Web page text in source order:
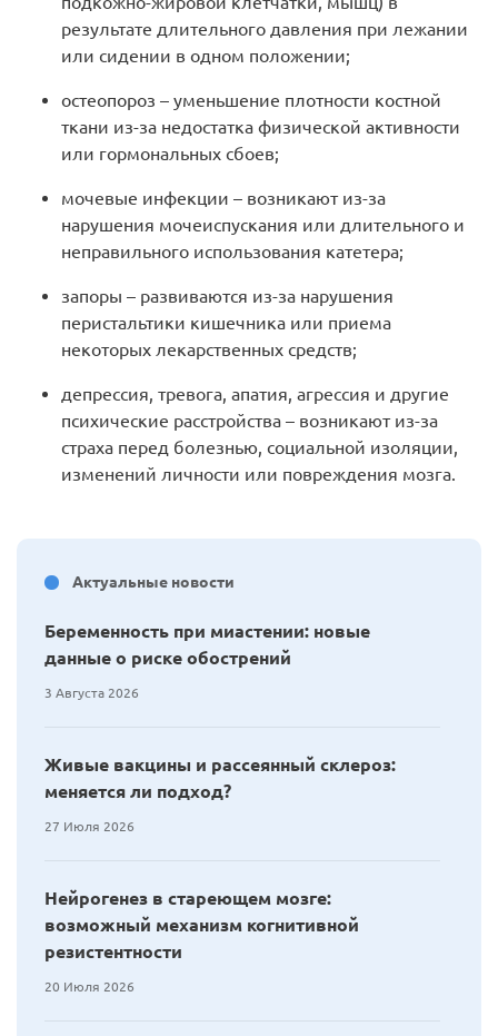
результате длительного давления при лежании
или сидении в одном положении;
остеопороз – уменьшение плотности костной
ткани из-за недостатка физической активности
или гормональных сбоев;
мочевые инфекции – возникают из-за
нарушения мочеиспускания или длительного и
неправильного использования катетера;
запоры – развиваются из-за нарушения
перистальтики кишечника или приема
некоторых лекарственных средств;
депрессия, тревога, апатия, агрессия и другие
психические расстройства – возникают из-за
страха перед болезнью, социальной изоляции,
изменений личности или повреждения мозга.
Актуальные новости
Беременность при миастении: новые
данные о риске обострений
3 Августа 2026
Живые вакцины и рассеянный склероз:
меняется ли подход?
27 Июля 2026
Нейрогенез в стареющем мозге:
возможный механизм когнитивной
резистентности
20 Июля 2026